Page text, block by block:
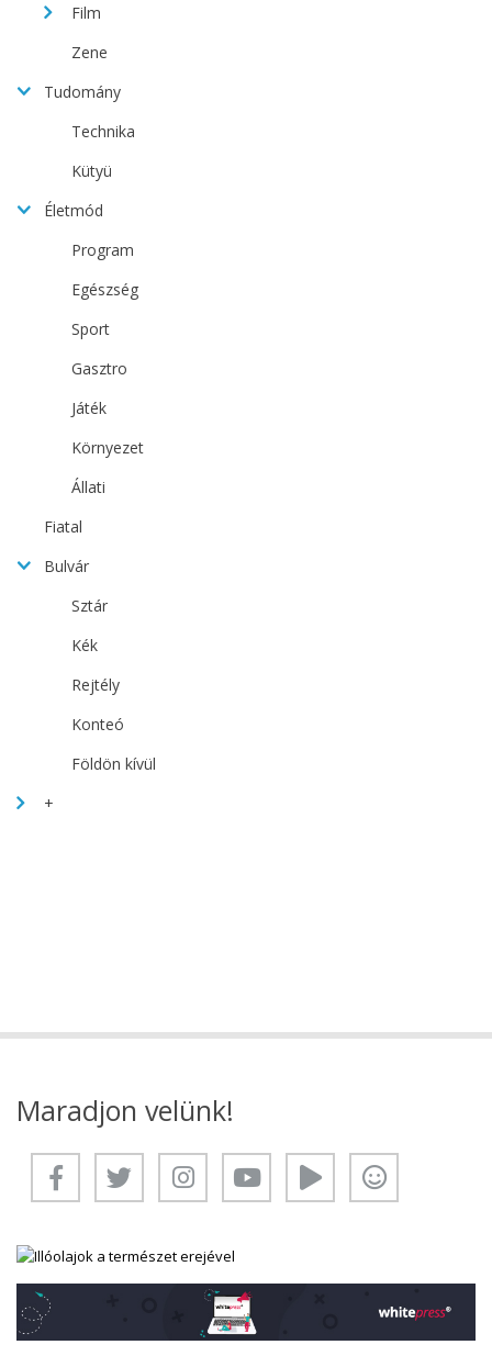
Film
Zene
Tudomány
Technika
Kütyü
Életmód
Program
Egészség
Sport
Gasztro
Játék
Környezet
Állati
Fiatal
Bulvár
Sztár
Kék
Rejtély
Konteó
Földön kívül
+
Maradjon velünk!